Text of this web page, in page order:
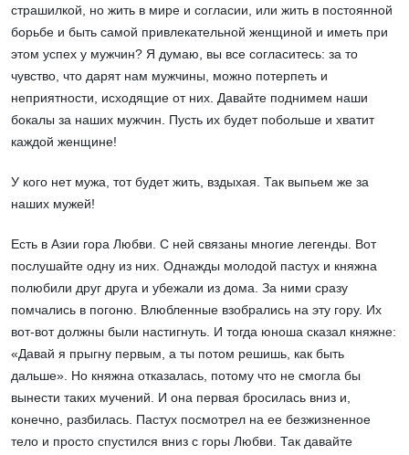
страшилкой, но жить в мире и согласии, или жить в постоянной
борьбе и быть самой привлекательной женщиной и иметь при
этом успех у мужчин? Я думаю, вы все согласитесь: за то
чувство, что дарят нам мужчины, можно потерпеть и
неприятности, исходящие от них. Давайте поднимем наши
бокалы за наших мужчин. Пусть их будет побольше и хватит
каждой женщине!
У кого нет мужа, тот будет жить, вздыхая. Так выпьем же за
наших мужей!
Есть в Азии гора Любви. С ней связаны многие легенды. Вот
послушайте одну из них. Однажды молодой пастух и княжна
полюбили друг друга и убежали из дома. За ними сразу
помчались в погоню. Влюбленные взобрались на эту гору. Их
вот-вот должны были настигнуть. И тогда юноша сказал княжне:
«Давай я прыгну первым, а ты потом решишь, как быть
дальше». Но княжна отказалась, потому что не смогла бы
вынести таких мучений. И она первая бросилась вниз и,
конечно, разбилась. Пастух посмотрел на ее безжизненное
тело и просто спустился вниз с горы Любви. Так давайте